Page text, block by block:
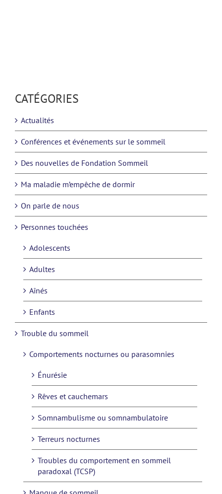
CATÉGORIES
Actualités
Conférences et événements sur le sommeil
Des nouvelles de Fondation Sommeil
Ma maladie m’empêche de dormir
On parle de nous
Personnes touchées
Adolescents
Adultes
Aînés
Enfants
Trouble du sommeil
Comportements nocturnes ou parasomnies
Énurésie
Rêves et cauchemars
Somnambulisme ou somnambulatoire
Terreurs nocturnes
Troubles du comportement en sommeil
paradoxal (TCSP)